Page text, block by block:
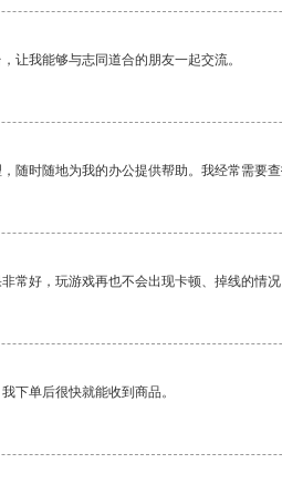
让我能够与志同道合的朋友一起交流。
随时随地为我的办公提供帮助。我经常需要
常好，玩游戏再也不会出现卡顿、掉线的情
下单后很快就能收到商品。